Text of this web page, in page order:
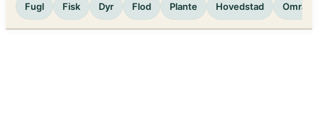
Fugl Fisk Dyr Flod Plante Hovedstad Område